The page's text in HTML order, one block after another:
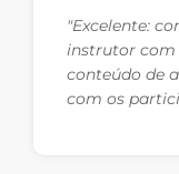
"Excelente:
instrutor com
conteúdo de
com os